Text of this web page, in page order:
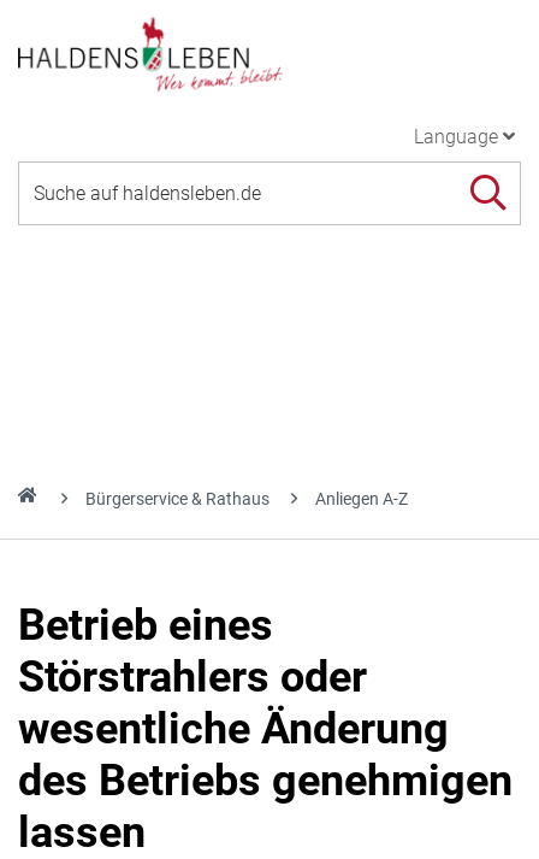
Language
Bürgerservice & Rathaus Anliegen A-Z
Betrieb eines
Störstrahlers oder
wesentliche Änderung
des Betriebs genehmigen
lassen